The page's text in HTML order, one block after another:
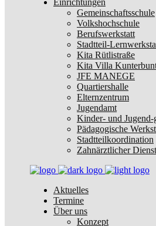
Einrichtungen
Gemeinschaftsschule
Volkshochschule
Berufswerkstatt
Stadtteil-
Kita Rütlistraße
Kita Villa
JFE MANEGE
Quartiershalle
Elternzentrum
Jugendamt
Kinder- und Jugend-
Pädagogische
Stadtteilkoordination
Zahnärztlicher Dienst
Aktuelles
Termine
Über uns
Konzept